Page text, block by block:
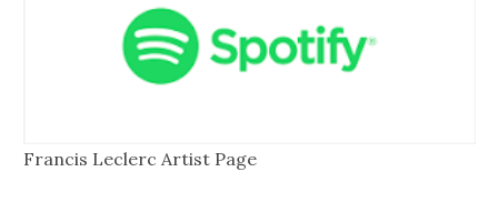
Francis Leclerc Artist Page